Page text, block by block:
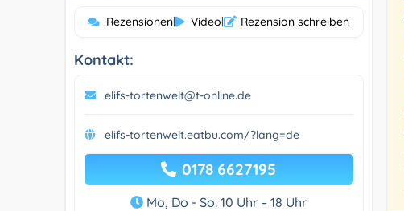
Rezensionen| Video| Rezension schreiben
Kontakt:
elifs-tortenwelt@t-online.de
elifs-tortenwelt.eatbu.com/?lang=de
0178 6627195
Mo, Do - So: 10 Uhr – 18 Uhr